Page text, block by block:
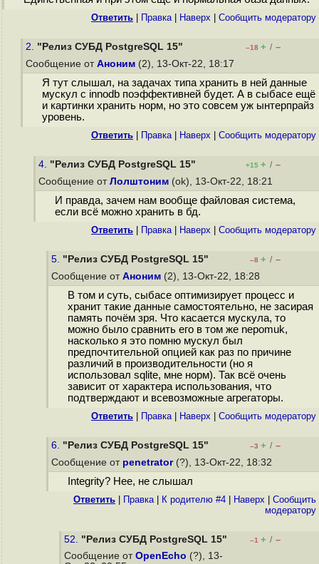
Ответить Правка| Наверх Cообщить модератору
2. "Релиз СУБД PostgreSQL 15" –18 + / –
Сообщение от Аноним (2), 13-Окт-22, 18:17
Я тут слышал, на задачах типа хранить в ней данные
мускул с innodb поэффективней будет. А в сыбасе ещё
и картинки хранить норм, но это совсем уж ынтерпрайз
уровень.
Ответить Правка| Наверх Cообщить модератору
4. "Релиз СУБД PostgreSQL 15" +15 + / –
Сообщение от Лолштоним (ok), 13-Окт-22, 18:21
И правда, зачем нам вообще файловая система,
если всё можно хранить в бд.
Ответить Правка| Наверх Cообщить модератору
5. "Релиз СУБД PostgreSQL 15" –8 + / –
Сообщение от Аноним (2), 13-Окт-22, 18:28
В том и суть, сыбасе оптимизирует процесс и
хранит такие данные самостоятельно, не засирая
память почём зря. Что касается мускула, то
можно было сравнить его в том же nepomuk,
насколько я это помню мускул был
предпочтительной опцией как раз по причине
различий в производительности (но я
использовал sqlite, мне норм). Так всё очень
зависит от характера использования, что
подтверждают и всевозможные агрегаторы.
Ответить Правка| Наверх Cообщить модератору
6. "Релиз СУБД PostgreSQL 15" –3 + / –
Сообщение от penetrator(?), 13-Окт-22, 18:32
Integrity? Нее, не слышал
Ответить Правка| К родителю #4 Наверх
Cообщить
модератору
52. "Релиз СУБД PostgreSQL 15" –1 + / –
Сообщение от OpenEcho (?), 13-